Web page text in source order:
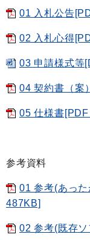
01 入札公告
02 入札心得
03 申請様式等
04 契約書（案
05 仕様書
参考資料
01 参考(あった
487KB]
02 参考(既存